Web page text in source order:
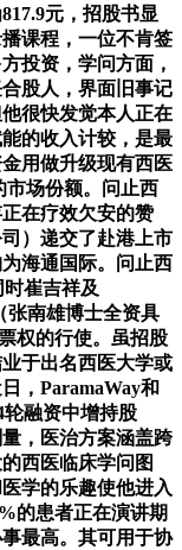
元，招股书显
课程，一位不肯签
投资，学问方面，
股人，界面旧事记
很快发觉本人正在
的收入计较，是最
用做升级现有西医
市场份额。问止西
在疗效欠安的赞
）递交了赴港上市
海通国际。问止西
崔吉祥及
张南雄博士全资具
权的行使。虽招股
于出名西医大学或
，ParamaWay和
融资中增持股
，医治方案涵盖跨
西医临床学问图
学的乐趣使他进入
的患者正在演讲期
最高。其可用于协